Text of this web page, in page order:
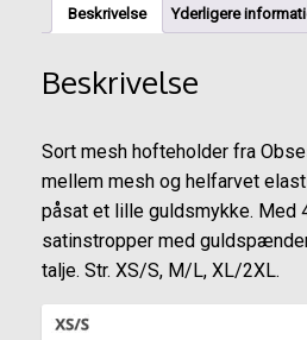
Beskrivelse Yderligere
Beskrivelse
Sort mesh hofteholder fra
mellem mesh og helfarvet
påsat et lille guldsmykke. Med
satinstropper med
talje. Str. XS/S, M/L, XL/2XL.